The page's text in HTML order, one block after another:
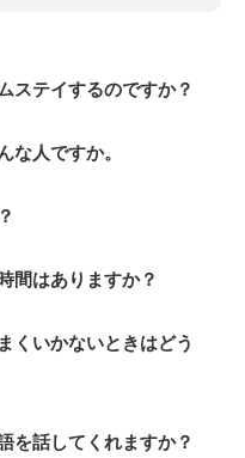
ステイするのですか？
な人ですか。
間はありますか？
くいかないときはどう
を話してくれますか？